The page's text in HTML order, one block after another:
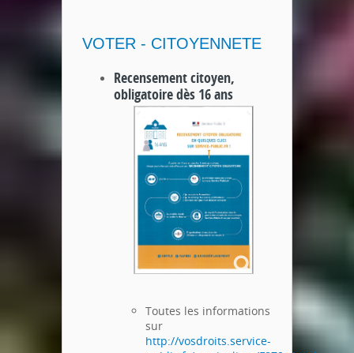
VOTER - CITOYENNETE
Recensement citoyen,
obligatoire dès 16 ans
Toutes les informations
sur
http://vosdroits.service-